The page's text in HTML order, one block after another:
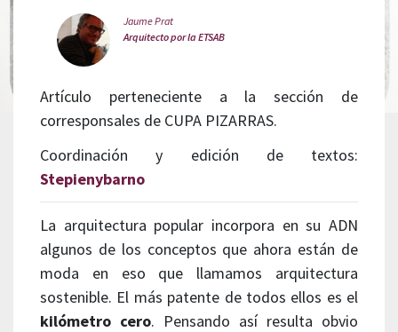
Jaume Prat
Arquitecto por la ETSAB
Artículo perteneciente a la sección de
corresponsales de CUPA PIZARRAS.
Coordinación y edición de textos:
Stepienybarno
La arquitectura popular incorpora en su ADN
algunos de los conceptos que ahora están de
moda en eso que llamamos arquitectura
sostenible. El más patente de todos ellos es el
kilómetro cero. Pensando así resulta obvio